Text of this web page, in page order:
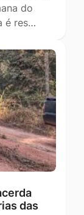
do
é res…
das